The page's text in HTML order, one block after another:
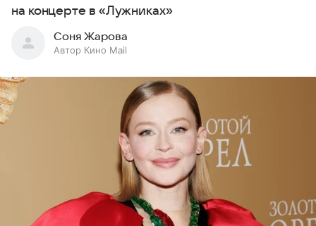
на концерте в «Лужниках»
Соня Жарова
Автор Кино Mail